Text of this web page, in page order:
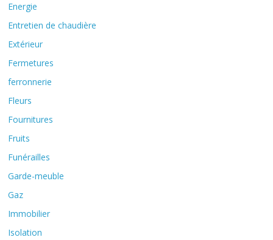
Energie
Entretien de chaudière
Extérieur
Fermetures
ferronnerie
Fleurs
Fournitures
Fruits
Funérailles
Garde-meuble
Gaz
Immobilier
Isolation